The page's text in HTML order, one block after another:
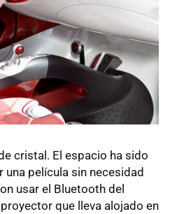
cristal. El espacio ha sido
película sin necesidad
usar el Bluetooth del
que lleva alojado en